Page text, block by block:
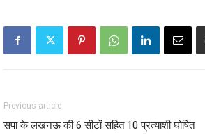
Previous article
सपा के लखनऊ की 6 सीटों सहित 10 प्रत्याशी घोषित